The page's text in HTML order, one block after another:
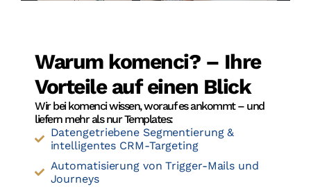
Warum komenci? – Ihre
Vorteile auf einen Blick
Wir bei komenci wissen, worauf es ankommt – und
liefern mehr als nur Templates:
Datengetriebene Segmentierung &
intelligentes CRM-Targeting
Automatisierung von Trigger-Mails und
Journeys